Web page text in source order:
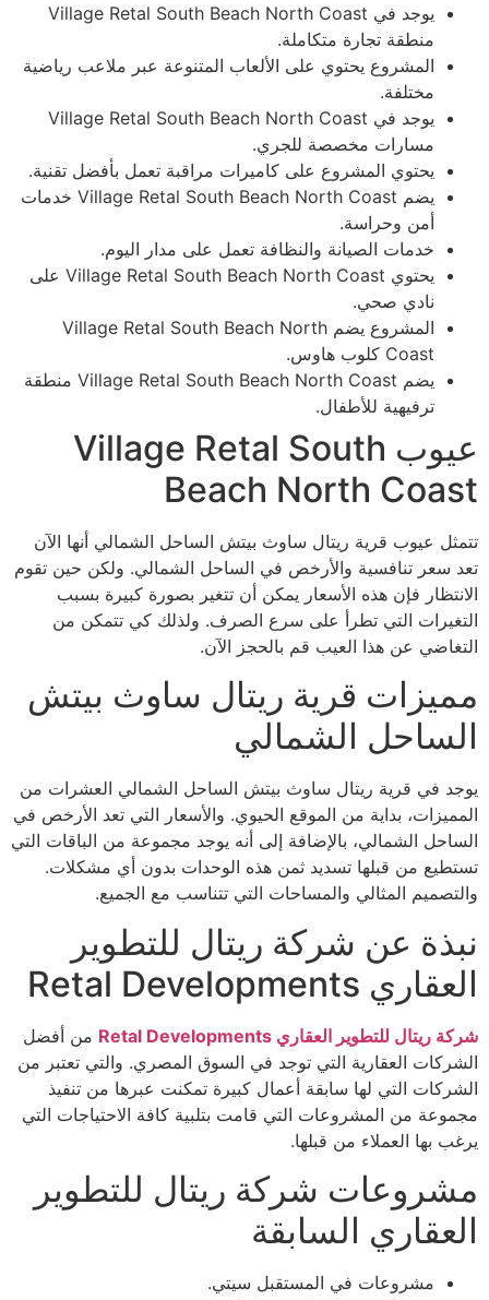
يوجد في Village Retal South Beach North Coast
منطقة تجارة متكاملة.
المشروع يحتوي على الألعاب المتنوعة عبر ملاعب رياضية
مختلفة.
يوجد في Village Retal South Beach North Coast
مسارات مخصصة للجري.
يحتوي المشروع على كاميرات مراقبة تعمل بأفضل تقنية.
يضم Village Retal South Beach North Coast خدمات
أمن وحراسة.
خدمات الصيانة والنظافة تعمل على مدار اليوم.
يحتوي Village Retal South Beach North Coast على
نادي صحي.
المشروع يضم Village Retal South Beach North
Coast كلوب هاوس.
يضم Village Retal South Beach North Coast منطقة
ترفيهية للأطفال.
عيوب Village Retal South
Beach North Coast
تتمثل عيوب قرية ريتال ساوث بيتش الساحل الشمالي أنها الآن
تعد سعر تنافسية والأرخص في الساحل الشمالي. ولكن حين تقوم
الانتظار فإن هذه الأسعار يمكن أن تتغير بصورة كبيرة بسبب
التغيرات التي تطرأ على سرع الصرف. ولذلك كي تتمكن من
التغاضي عن هذا العيب قم بالحجز الآن.
مميزات قرية ريتال ساوث بيتش
الساحل الشمالي
يوجد في قرية ريتال ساوث بيتش الساحل الشمالي العشرات من
المميزات، بداية من الموقع الحيوي. والأسعار التي تعد الأرخص في
الساحل الشمالي، بالإضافة إلى أنه يوجد مجموعة من الباقات التي
تستطيع من قبلها تسديد ثمن هذه الوحدات بدون أي مشكلات.
والتصميم المثالي والمساحات التي تتناسب مع الجميع.
نبذة عن شركة ريتال للتطوير
العقاري Retal Developments
شركة ريتال للتطوير العقاري Retal Developments
من أفضل
الشركات العقارية التي توجد في السوق المصري. والتي تعتبر من
الشركات التي لها سابقة أعمال كبيرة تمكنت عبرها من تنفيذ
مجموعة من المشروعات التي قامت بتلبية كافة الاحتياجات التي
يرغب بها العملاء من قبلها.
مشروعات شركة ريتال للتطوير
العقاري السابقة
مشروعات في المستقبل سيتي.